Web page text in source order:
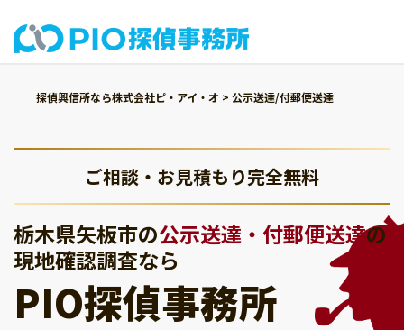
探偵興信所なら株式会社ピ・アイ・オ > 公示送達/付郵便送達
ご相談・お見積もり完全無料
栃木県矢板市の公示送達・付郵便送達の
現地確認調査なら
PIO探偵事務所